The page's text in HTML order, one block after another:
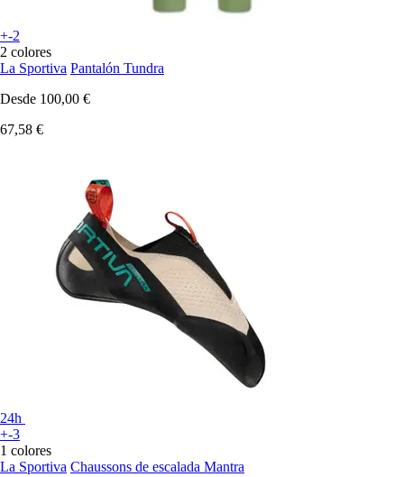
+-2
2 colores
La Sportiva Pantalón Tundra
Desde 100,00 €
67,58 €
24h
+-3
1 colores
La Sportiva Chaussons de escalada Mantra